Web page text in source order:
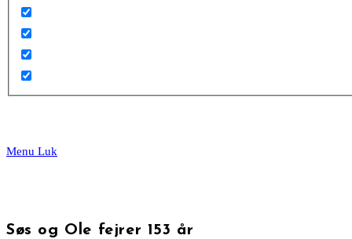
Menu Luk
Søs og Ole fejrer 153 år